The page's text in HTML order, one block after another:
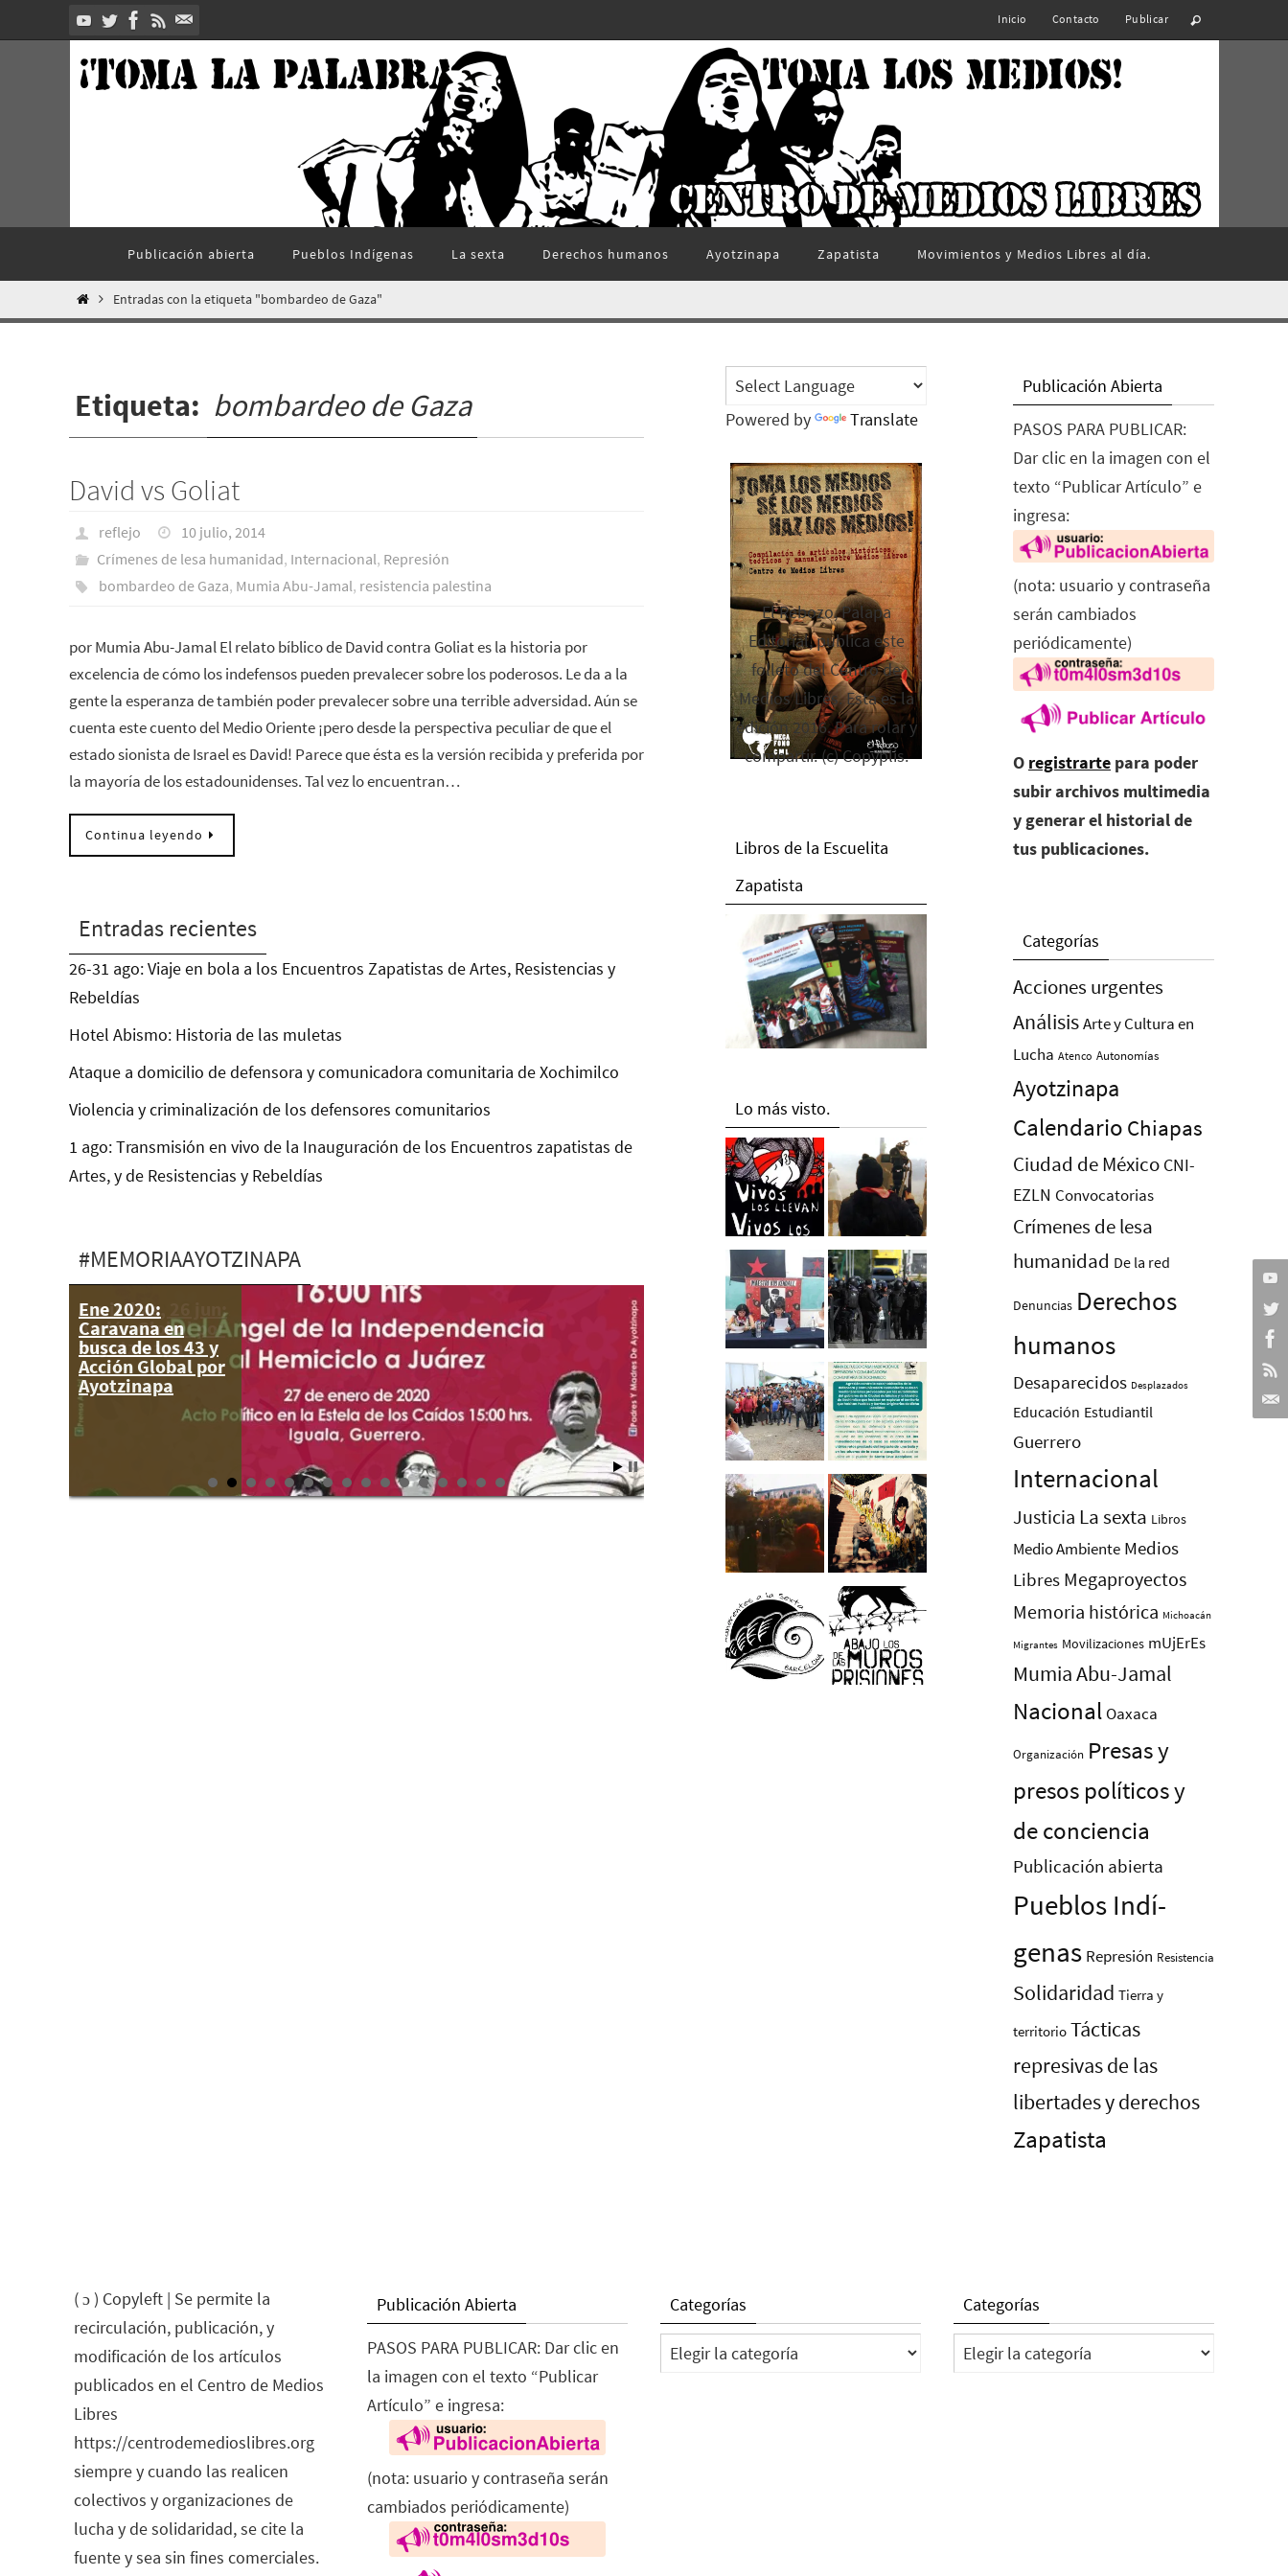
al
Inicio Contacto Publicar
contenido
Publicación abierta Pueblos Indí­genas La sexta Derechos humanos Ayotzinapa Zapatista Movimientos y Medios Libres al día.
InicioEntradas con la etiqueta "bombardeo de Gaza"
Etiqueta: bombardeo de Gaza
David vs Goliat
reflejo
10 julio, 2014
Crímenes de lesa humanidad, Internacional, Represión
bombardeo de Gaza, Mumia Abu-Jamal, resistencia palestina
por Mumia Abu-Jamal El relato bíblico de David contra Goliat es la historia por
excelencia de cómo los indefensos pueden prevalecer sobre los poderosos. Le da a la
gente la esperanza de también poder prevalecer sobre una terrible adversidad. Aún se
cuenta este cuento del Medio Oriente ¡pero desde la perspectiva peculiar de que el
estado sionista de Israel es David! Parece que ésta es la versión recibida y preferida por
la mayoría de los estadounidenses. Tal vez lo encuentran…
Continua leyendo
Entradas recientes
26-31 ago: Viaje en bola a los Encuentros Zapatistas de Artes, Resistencias y
Rebeldías
Hotel Abismo: Historia de las muletas
Ataque a domicilio de defensora y comunicadora comunitaria de Xochimilco
Violencia y criminalización de los defensores comunitarios
1 ago: Transmisión en vivo de la Inauguración de los Encuentros zapatistas de
Artes, y de Resistencias y Rebeldías
#MEMORIAAYOTZINAPA
Ene 2020:
Caravana en
busca de los 43 y
Acción Global por
Ayotzinapa
A mil días, 26 jun:
Acción Global por
#Ayotzinapa
Powered by Translate
El Rebozo, Palapa
Editorial, publica este
folleto del Centro de
Medios Libres. Esta es la
edición 2016. Para rolar y
compartir. (c) Copyplis.
Libros de la Escuelita
Zapatista
Lo más visto.
Publicación Abierta
PASOS PARA PUBLICAR:
Dar clic en la imagen con el
texto “Publicar Artículo” e
ingresa:
(nota: usuario y contraseña
serán cambiados
periódicamente)
O registrarte para poder
subir archivos multimedia
y generar el historial de
tus publicaciones.
Categorías
Acciones urgentes
AnálisisArte y Cultura en
Lucha Atenco Autonomías
Ayotzinapa
Calendario Chiapas
Ciudad de México CNI-
EZLN Convocatorias
Crímenes de lesa
humanidad De la red
Denuncias Derechos
humanos
Desaparecidos Desplazados
Educación Estudiantil
Guerrero
Internacional
Justicia La sexta Libros
Medio Ambiente Medios
Libres Megaproyectos
Memoria histórica Michoacán
Migrantes Movilizaciones mUjErEs
Mumia Abu-Jamal
Nacional Oaxaca
Organización Presas y
presos polí­ticos y
de conciencia
Publicación abierta
Pueblos Indí­
genas Represión Resistencia
Solidaridad Tierra y
territorio Tácticas
represivas de las
libertades y derechos
Zapatista
( ɔ ) Copyleft | Se permite la
recirculación, publicación, y
modificación de los artículos
publicados en el Centro de Medios
Libres
https://centrodemedioslibres.org
siempre y cuando las realicen
colectivos y organizaciones de
lucha y de solidaridad, se cite la
fuente y sea sin fines comerciales.
Publicación Abierta
PASOS PARA PUBLICAR: Dar clic en
la imagen con el texto “Publicar
Artículo” e ingresa:
(nota: usuario y contraseña serán
cambiados periódicamente)
Categorías
Categorías
Categorías
Categorías